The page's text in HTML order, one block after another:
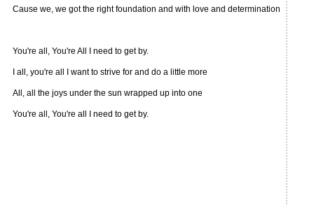
Cause we, we got the right foundation and with love and determination
You're all, You're All I need to get by.
I all, you're all I want to strive for and do a little more
All, all the joys under the sun wrapped up into one
You're all, You're all I need to get by.